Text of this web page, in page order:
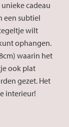
cadeau
een subtiel
wilt
ophangen.
waarin het
ook plat
gezet. Het
interieur!